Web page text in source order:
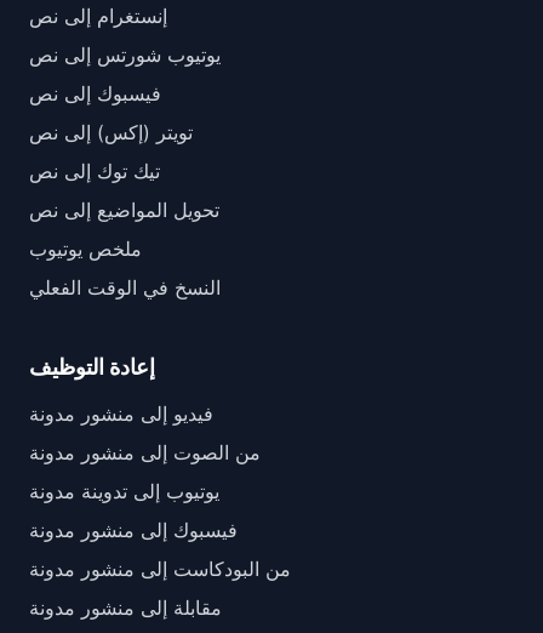
إنستغرام إلى نص
يوتيوب شورتس إلى نص
فيسبوك إلى نص
تويتر (إكس) إلى نص
تيك توك إلى نص
تحويل المواضيع إلى نص
ملخص يوتيوب
النسخ في الوقت الفعلي
إعادة التوظيف
فيديو إلى منشور مدونة
من الصوت إلى منشور مدونة
يوتيوب إلى تدوينة مدونة
فيسبوك إلى منشور مدونة
من البودكاست إلى منشور مدونة
مقابلة إلى منشور مدونة